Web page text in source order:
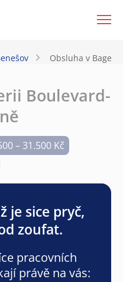
Obsluha v
Boulevard-
– 31.500 Kč
je sice pryč,
zoufat.
pracovních
právě na vás: